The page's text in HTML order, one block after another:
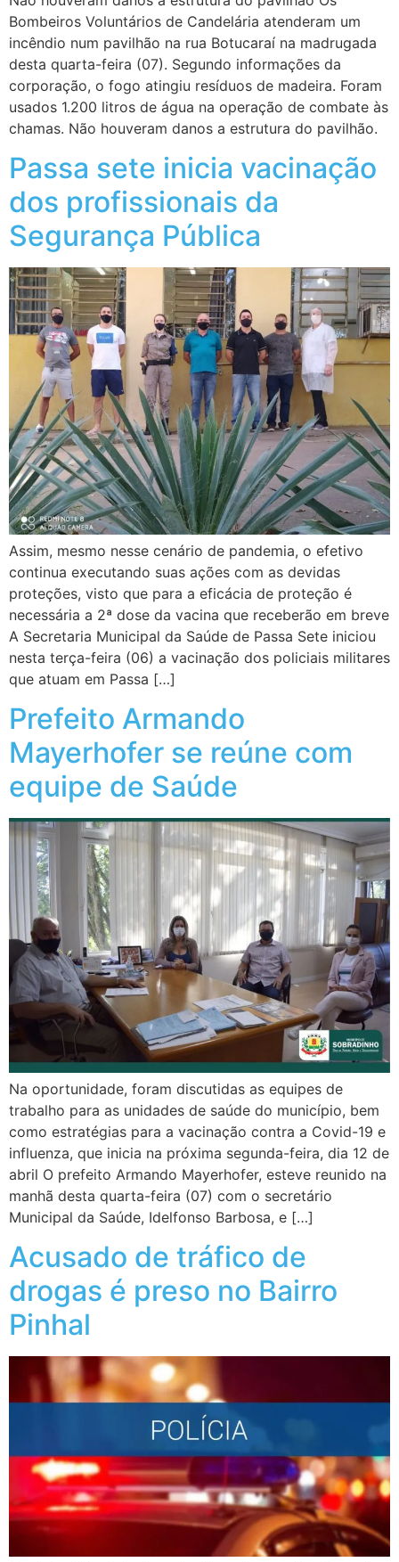
Bombeiros Voluntários de Candelária atenderam um
incêndio num pavilhão na rua Botucaraí na madrugada
desta quarta-feira (07). Segundo informações da
corporação, o fogo atingiu resíduos de madeira. Foram
usados 1.200 litros de água na operação de combate às
chamas. Não houveram danos a estrutura do pavilhão.
Passa sete inicia vacinação
dos profissionais da
Segurança Pública
Assim, mesmo nesse cenário de pandemia, o efetivo
continua executando suas ações com as devidas
proteções, visto que para a eficácia de proteção é
necessária a 2ª dose da vacina que receberão em breve
A Secretaria Municipal da Saúde de Passa Sete iniciou
nesta terça-feira (06) a vacinação dos policiais militares
que atuam em Passa […]
Prefeito Armando
Mayerhofer se reúne com
equipe de Saúde
Na oportunidade, foram discutidas as equipes de
trabalho para as unidades de saúde do município, bem
como estratégias para a vacinação contra a Covid-19 e
influenza, que inicia na próxima segunda-feira, dia 12 de
abril O prefeito Armando Mayerhofer, esteve reunido na
manhã desta quarta-feira (07) com o secretário
Municipal da Saúde, Idelfonso Barbosa, e […]
Acusado de tráfico de
drogas é preso no Bairro
Pinhal